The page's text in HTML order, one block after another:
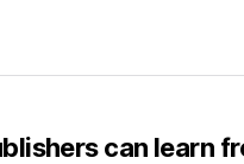
can learn